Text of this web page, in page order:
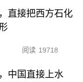
直接把西方石化
阅读 19718
中国直接上水